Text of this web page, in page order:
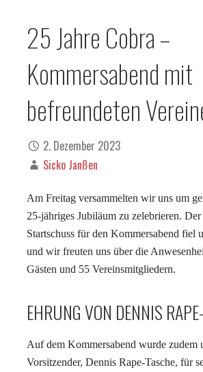
25 Jahre Cobra –
Kommersabend mit
befreundeten
2. Dezember 2023
Sicko Janßen
Am Freitag versammelten wir uns um
25-jähriges Jubiläum zu zelebrieren.
Startschuss für den Kommersabend fiel
und wir freuten uns über die
Gästen und 55 Vereinsmitgliedern.
EHRUNG VON DENNIS
Auf dem Kommersabend wurde zudem
Vorsitzender, Dennis Rape-Tasche, für